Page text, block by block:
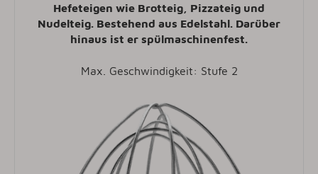
Hefeteigen wie Brotteig, Pizzateig und
Nudelteig. Bestehend aus Edelstahl. Darüber
hinaus ist er spülmaschinenfest.
Max. Geschwindigkeit: Stufe 2